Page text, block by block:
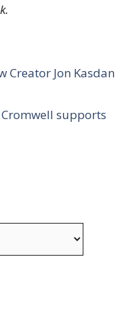
Creator Jon Kasdan
Cromwell supports